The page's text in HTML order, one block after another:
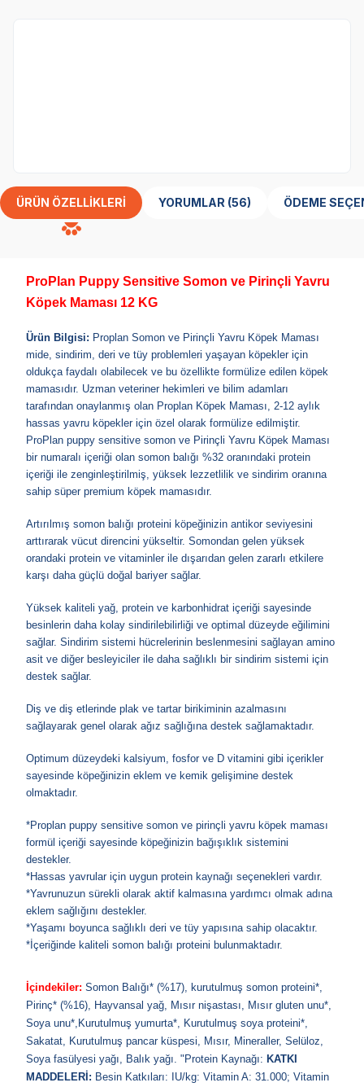
ÜRÜN ÖZELLIKLERI YORUMLAR (56) ÖDEME
ProPlan Puppy Sensitive Somon ve Pirinçli Yavru
Köpek Maması 12 KG
Ürün Bilgisi: Proplan Somon ve Pirinçli Yavru Köpek Maması
mide, sindirim, deri ve tüy problemleri yaşayan köpekler için
oldukça faydalı olabilecek ve bu özellikte formülize edilen köpek
mamasıdır. Uzman veteriner hekimleri ve bilim adamları
tarafından onaylanmış olan Proplan Köpek Maması, 2-12 aylık
hassas yavru köpekler için özel olarak formülize edilmiştir.
ProPlan puppy sensitive somon ve Pirinçli Yavru Köpek Maması
bir numaralı içeriği olan somon balığı %32 oranındaki protein
içeriği ile zenginleştirilmiş, yüksek lezzetlilik ve sindirim oranına
sahip süper premium köpek mamasıdır.
Artırılmış somon balığı proteini köpeğinizin antikor seviyesini
arttırarak vücut direncini yükseltir. Somondan gelen yüksek
orandaki protein ve vitaminler ile dışarıdan gelen zararlı etkilere
karşı daha güçlü doğal bariyer sağlar.
Yüksek kaliteli yağ, protein ve karbonhidrat içeriği sayesinde
besinlerin daha kolay sindirilebilirliği ve optimal düzeyde eğilimini
sağlar. Sindirim sistemi hücrelerinin beslenmesini sağlayan amino
asit ve diğer besleyiciler ile daha sağlıklı bir sindirim sistemi için
destek sağlar.
Diş ve diş etlerinde plak ve tartar birikiminin azalmasını
sağlayarak genel olarak ağız sağlığına destek sağlamaktadır.
Optimum düzeydeki kalsiyum, fosfor ve D vitamini gibi içerikler
sayesinde köpeğinizin eklem ve kemik gelişimine destek
olmaktadır.
*Proplan puppy sensitive somon ve pirinçli yavru köpek maması
formül içeriği sayesinde köpeğinizin bağışıklık sistemini
destekler.
*Hassas yavrular için uygun protein kaynağı seçenekleri vardır.
*Yavrunuzun sürekli olarak aktif kalmasına yardımcı olmak adına
eklem sağlığını destekler.
*Yaşamı boyunca sağlıklı deri ve tüy yapısına sahip olacaktır.
*İçeriğinde kaliteli somon balığı proteini bulunmaktadır.
İçindekiler: Somon Balığı* (%17) , kurutulmuş somon proteini*,
Pirinç* (%16), Hayvansal yağ, Mısır nişastası, M ısır gluten unu*,
Soya unu*,Kurutulmuş yumurta*, Kurutulmuş soya proteini*,
Sakatat, Kurutulmuş pancar küspesi, Mısır, Mineraller, Selüloz,
Soya fasülyesi yağı, Balık yağı. "Protein Kaynağı: KATKI
MADDELERİ: Besin Katkıları: IU/kg: Vitamin A: 31.000; Vitamin